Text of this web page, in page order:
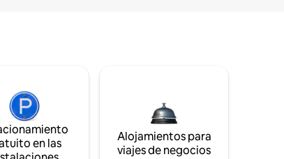
en las
Alojamientos para
viajes de negocios